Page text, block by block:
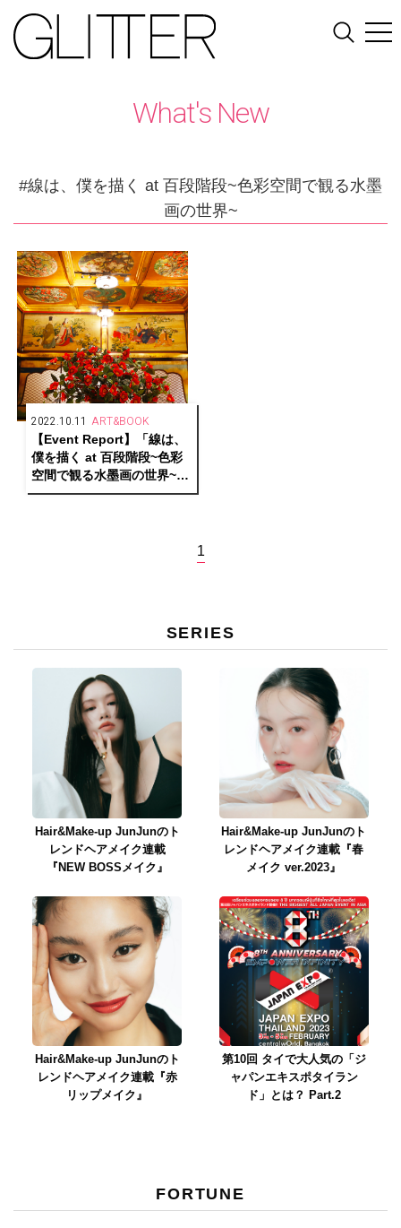
What's New
#線は、僕を描く at 百段階段~色彩空間で観る水墨
画の世界~
2022.10.11 ART&BOOK
【Event Report】「線は、
僕を描く at 百段階段~色彩
空間で観る水墨画の世界~」
がホテル雅叙園東京にて開
1
SERIES
Hair&Make-up JunJunのト
レンドヘアメイク連載
『NEW BOSSメイク』
Hair&Make-up JunJunのト
レンドヘアメイク連載『春
メイク ver.2023』
Hair&Make-up JunJunのト
レンドヘアメイク連載『赤
リップメイク』
第10回 タイで大人気の「ジ
ャパンエキスポタイラン
ド」とは？ Part.2
FORTUNE